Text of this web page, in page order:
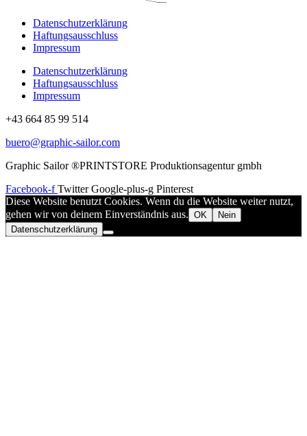
Datenschutzerklärung
Haftungsausschluss
Impressum
Datenschutzerklärung
Haftungsausschluss
Impressum
+43 664 85 99 514
buero@graphic-sailor.com
Graphic Sailor ®PRINTSTORE Produktionsagentur gmbh
Facebook-f Twitter Google-plus-g Pinterest
Diese Website benutzt Cookies. Wenn du die Website weiter nutzt,
gehen wir von deinem Einverständnis aus. OK
Nein
Datenschutzerklärung